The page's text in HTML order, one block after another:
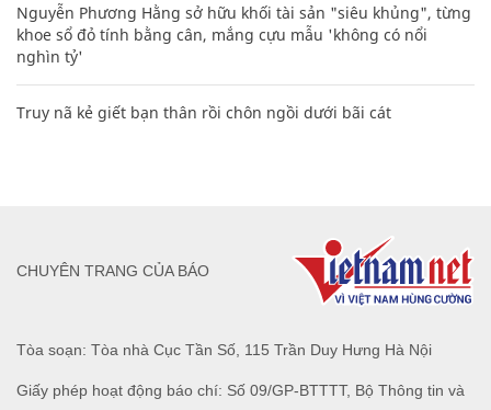
Nguyễn Phương Hằng sở hữu khối tài sản "siêu khủng", từng
khoe sổ đỏ tính bằng cân, mắng cựu mẫu 'không có nổi
nghìn tỷ'
Truy nã kẻ giết bạn thân rồi chôn ngồi dưới bãi cát
Tòa soạn: Tòa nhà Cục Tần Số, 115 Trần Duy Hưng Hà Nội
Giấy phép hoạt động báo chí: Số 09/GP-BTTTT, Bộ Thông tin và
CHUYÊN TRANG CỦA BÁO